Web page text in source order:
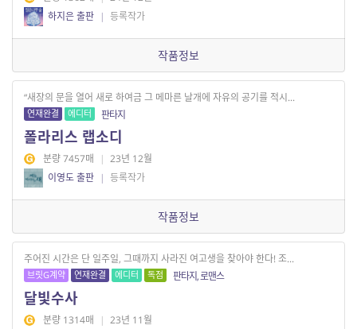
하지은 출판 | 등록작가
작품정보
“새장의 문을 열어 새로 하여금 그 메마른 날개에 자유의 공기를 적시...
연재완결 에디터 판타지
폴라리스 랩소디
분량 7457매 | 23년 12월
이영도 출판 | 등록작가
작품정보
주어진 시간은 단 일주일, 그때까지 사라진 여고생을 찾아야 한다! 조...
브릿G계약 연재완결 에디터 독점 판타지, 로맨스
달빛수사
분량 1314매 | 23년 11월